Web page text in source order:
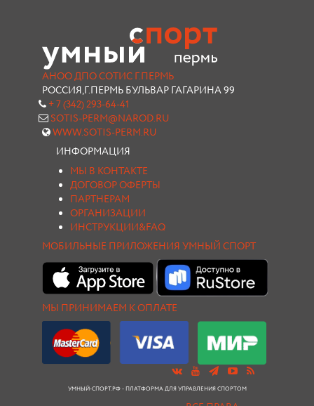
АНОО ДПО СОТИС Г.ПЕРМЬ
РОССИЯ,Г.ПЕРМЬ БУЛЬВАР ГАГАРИНА 99
+ 7 (342) 293-64-41
SOTIS-PERM@NAROD.RU
WWW.SOTIS-PERM.RU
ИНФОРМАЦИЯ
МЫ В КОНТАКТЕ
ДОГОВОР ОФЕРТЫ
ПАРТНЕРАМ
ОРГАНИЗАЦИИ
ИНСТРУКЦИИ&FAQ
МОБИЛЬНЫЕ ПРИЛОЖЕНИЯ УМНЫЙ СПОРТ
МЫ ПРИНИМАЕМ К ОПЛАТЕ
УМНЫЙ-СПОРТ.РФ - ПЛАТФОРМА ДЛЯ УПРАВЛЕНИЯ СПОРТОМ